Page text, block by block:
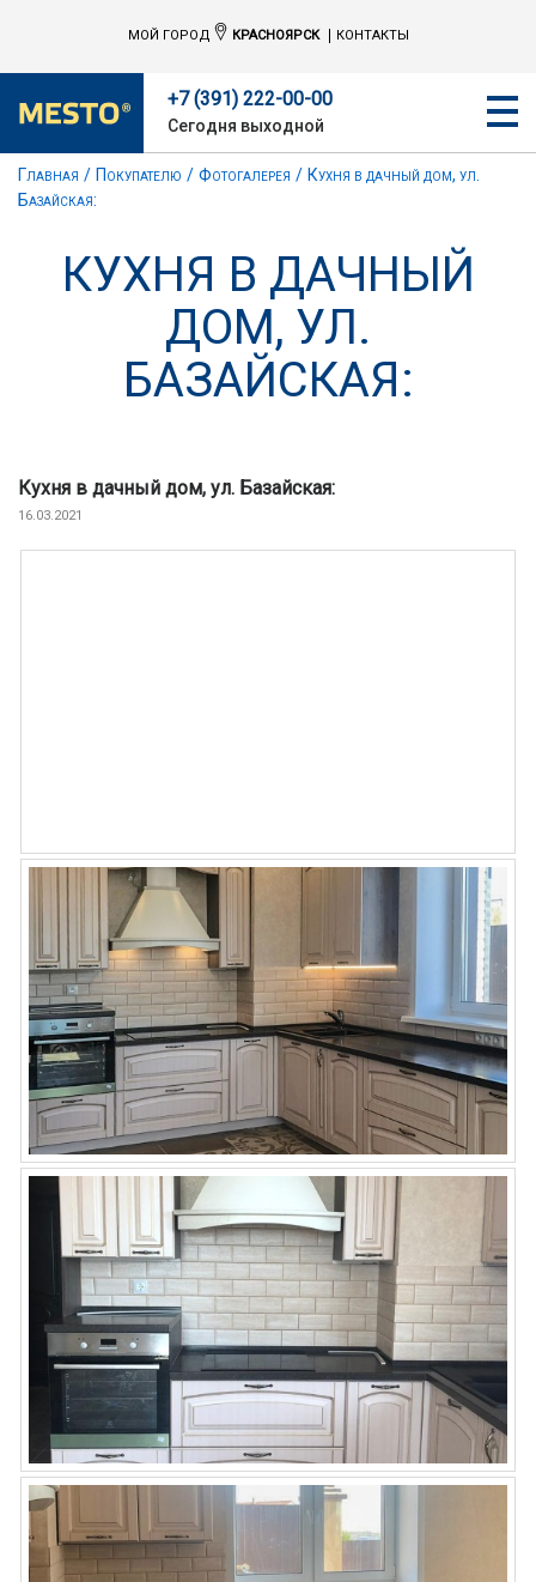
МОЙ ГОРОД КРАСНОЯРСК КОНТАКТЫ
+7 (391) 222-00-00
Сегодня выходной
Главная Покупателю Фотогалерея
Кухня в дачный дом, ул.
Базайская:
КУХНЯ В ДАЧНЫЙ
ДОМ, УЛ.
БАЗАЙСКАЯ:
Кухня в дачный дом, ул. Базайская:
16.03.2021